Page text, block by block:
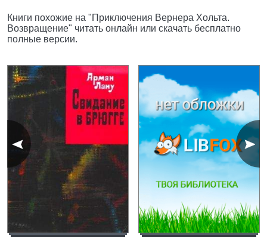
Книги похожие на "Приключения Вернера Хольта.
Возвращение" читать онлайн или скачать бесплатно
полные версии.